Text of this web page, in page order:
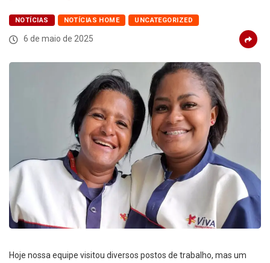
NOTÍCIAS NOTÍCIAS HOME UNCATEGORIZED
6 de maio de 2025
Hoje nossa equipe visitou diversos postos de trabalho, mas um